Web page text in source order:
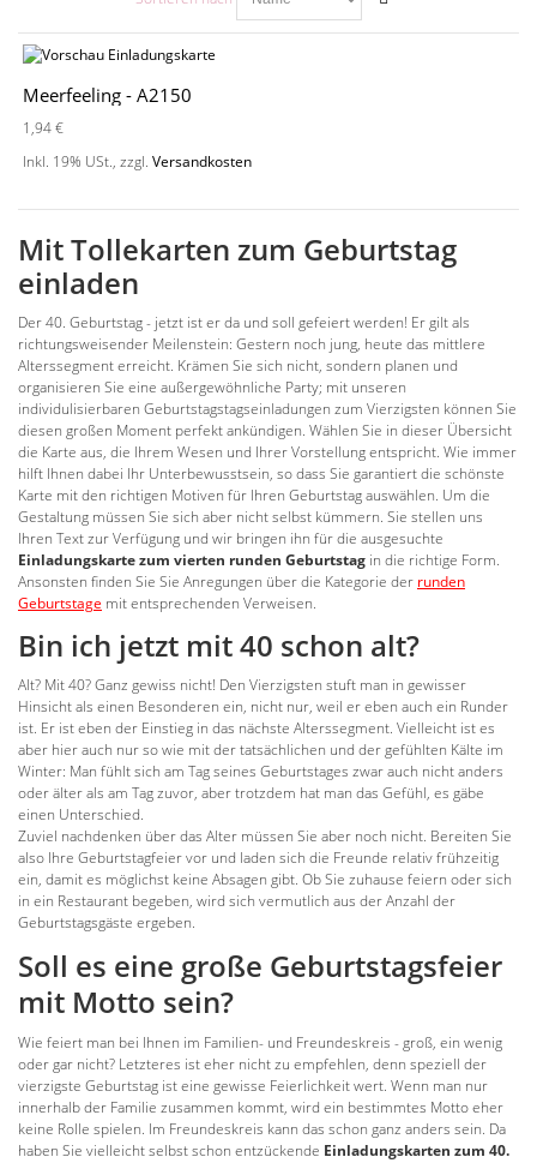
Meerfeeling - A2150
1,94 €
Inkl. 19% USt.,zzgl.Versandkosten
Mit Tollekarten zum Geburtstag
einladen
Der 40. Geburtstag - jetzt ist er da und soll gefeiert werden! Er gilt als
richtungsweisender Meilenstein: Gestern noch jung, heute das mittlere
Alterssegment erreicht. Krämen Sie sich nicht, sondern planen und
organisieren Sie eine außergewöhnliche Party; mit unseren
individulisierbaren Geburtstagstagseinladungen zum Vierzigsten können Sie
diesen großen Moment perfekt ankündigen. Wählen Sie in dieser Übersicht
die Karte aus, die Ihrem Wesen und Ihrer Vorstellung entspricht. Wie immer
hilft Ihnen dabei Ihr Unterbewusstsein, so dass Sie garantiert die schönste
Karte mit den richtigen Motiven für Ihren Geburtstag auswählen. Um die
Gestaltung müssen Sie sich aber nicht selbst kümmern. Sie stellen uns
Ihren Text zur Verfügung und wir bringen ihn für die ausgesuchte
Einladungskarte zum vierten runden Geburtstag in die richtige Form.
Ansonsten finden Sie Sie Anregungen über die Kategorie der runden
Geburtstage mit entsprechenden Verweisen.
Bin ich jetzt mit 40 schon alt?
Alt? Mit 40? Ganz gewiss nicht! Den Vierzigsten stuft man in gewisser
Hinsicht als einen Besonderen ein, nicht nur, weil er eben auch ein Runder
ist. Er ist eben der Einstieg in das nächste Alterssegment. Vielleicht ist es
aber hier auch nur so wie mit der tatsächlichen und der gefühlten Kälte im
Winter: Man fühlt sich am Tag seines Geburtstages zwar auch nicht anders
oder älter als am Tag zuvor, aber trotzdem hat man das Gefühl, es gäbe
einen Unterschied.
Zuviel nachdenken über das Alter müssen Sie aber noch nicht. Bereiten Sie
also Ihre Geburtstagfeier vor und laden sich die Freunde relativ frühzeitig
ein, damit es möglichst keine Absagen gibt. Ob Sie zuhause feiern oder sich
in ein Restaurant begeben, wird sich vermutlich aus der Anzahl der
Geburtstagsgäste ergeben.
Soll es eine große Geburtstagsfeier
mit Motto sein?
Wie feiert man bei Ihnen im Familien- und Freundeskreis - groß, ein wenig
oder gar nicht? Letzteres ist eher nicht zu empfehlen, denn speziell der
vierzigste Geburtstag ist eine gewisse Feierlichkeit wert. Wenn man nur
innerhalb der Familie zusammen kommt, wird ein bestimmtes Motto eher
keine Rolle spielen. Im Freundeskreis kann das schon ganz anders sein. Da
haben Sie vielleicht selbst schon entzückende Einladungskarten zum 40.